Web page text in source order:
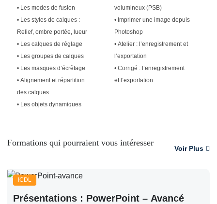
• Les modes de fusion
• Les styles de calques :
Relief, ombre portée, lueur
• Les calques de réglage
• Les groupes de calques
• Les masques d’écrêtage
• Alignement et répartition
des calques
• Les objets dynamiques
volumineux (PSB)
• Imprimer une image depuis
Photoshop
• Atelier : l’enregistrement et
l’exportation
• Corrigé : l’enregistrement
et l’exportation
Formations qui pourraient vous intéresser
Voir Plus
ICDL
Présentations : PowerPoint – Avancé